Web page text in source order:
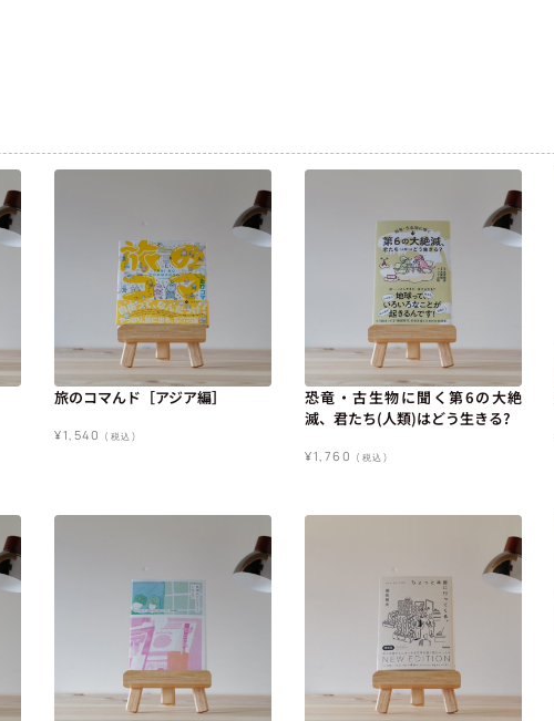
旅のコマんド［アジア編］
¥1,540 (税込)
恐竜・古生物に聞く第6の大絶
滅、君たち(人類)はどう生きる?
¥1,760 (税込)